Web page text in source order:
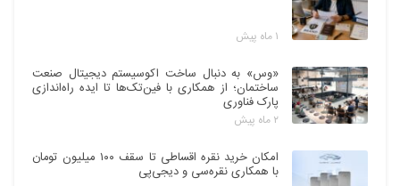
۱ ماه پیش
«وس» به دنبال ساخت اکوسیستم دیجیتال صنعت
ساختمان؛ از همکاری با فین‌تک‌ها تا ایده راه‌اندازی
پارک فناوری
۲ ماه پیش
امکان خرید نقره اقساطی تا سقف ۱۰۰ میلیون تومان
با همکاری نقره‌سی و دیجی‌پی